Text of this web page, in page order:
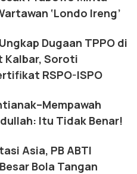
‘Londo Ireng’
Dugaan TPPO di
Kalbar, Soroti
RSPO-ISPO
Itu Tidak Benar!
Asia, PB ABTI
Bola Tangan